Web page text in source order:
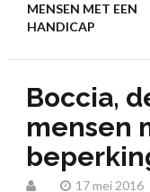
MENSEN MET EEN
HANDICAP
Boccia,
mensen
17 mei 2016